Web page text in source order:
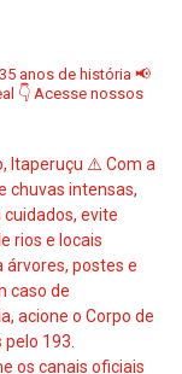
anos de história 📢
👇 Acesse nossos